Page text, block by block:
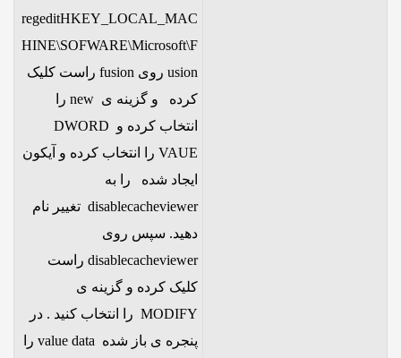
regeditHKEY_LOCAL_MAC
HINE\SOFWARE\Microsoft\F
usion روی fusion راست کلیک
کرده و گزینه ی new را
انتخاب کرده و DWORD
VAUE را انتخاب کرده و آیکون
ایجاد شده را به
disablecacheviewer تغییر نام
دهید. سپس روی
disablecacheviewer راست
کلیک کرده و گزینه ی
MODIFY را انتخاب کنید . در
پنجره ی باز شده value data را